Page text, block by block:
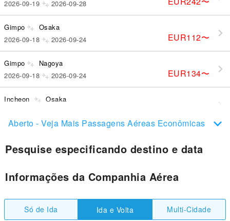
2026-09-19 2026-09-28
Gimpo Osaka
EUR112〜
2026-09-18 2026-09-24
Gimpo Nagoya
EUR134〜
2026-09-18 2026-09-24
Incheon Osaka
Aberto - Veja Mais Passagens Aéreas Econômicas
Pesquise especificando destino e data
Informações da Companhia Aérea
Só de Ida Ida e Volta Multi-Cidade